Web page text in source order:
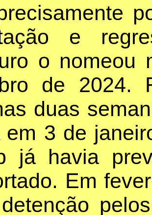
e
o nomeou
de 2024.
duas
em 3 de
já havia
Em